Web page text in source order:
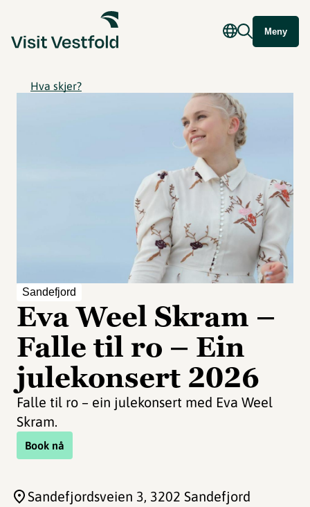
Meny
Hva skjer?
Sandefjord
Eva Weel Skram –
Falle til ro – Ein
julekonsert 2026
Falle til ro – ein julekonsert med Eva Weel
Skram.
Book nå
Sandefjordsveien 3, 3202 Sandefjord